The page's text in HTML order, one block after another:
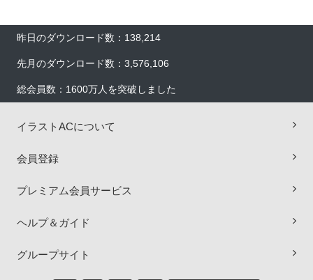
昨日のダウンロード数：138,214
先月のダウンロード数：3,576,106
総会員数：1600万人を突破しました
イラストACについて
会員登録
プレミアム会員サービス
ヘルプ＆ガイド
グループサイト